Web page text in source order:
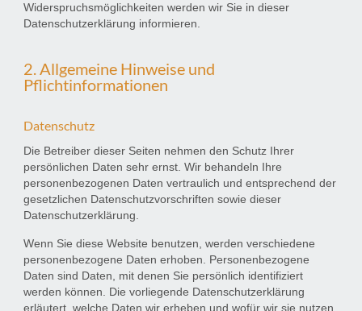
Widerspruchsmöglichkeiten werden wir Sie in dieser
Datenschutzerklärung informieren.
2. Allgemeine Hinweise und
Pflichtinformationen
Datenschutz
Die Betreiber dieser Seiten nehmen den Schutz Ihrer
persönlichen Daten sehr ernst. Wir behandeln Ihre
personenbezogenen Daten vertraulich und entsprechend der
gesetzlichen Datenschutzvorschriften sowie dieser
Datenschutzerklärung.
Wenn Sie diese Website benutzen, werden verschiedene
personenbezogene Daten erhoben. Personenbezogene
Daten sind Daten, mit denen Sie persönlich identifiziert
werden können. Die vorliegende Datenschutzerklärung
erläutert, welche Daten wir erheben und wofür wir sie nutzen.